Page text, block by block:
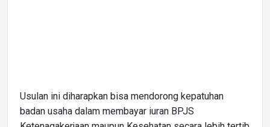
Usulan ini diharapkan bisa mendorong kepatuhan
badan usaha dalam membayar iuran BPJS